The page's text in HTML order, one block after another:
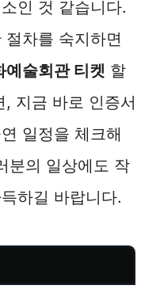
인 것 같습니다.
차를 숙지하면
예술회관 티켓 할
지금 바로 인증서
일정을 체크해
분의 일상에도 작
하길 바랍니다.